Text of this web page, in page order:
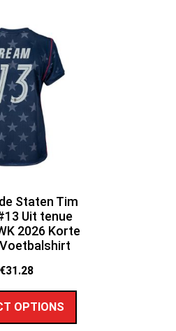
Staten Tim
Uit tenue
2026 Korte
€31.28
OPTIONS